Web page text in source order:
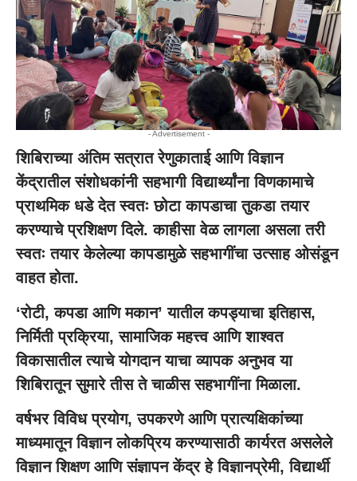
- Advertisement -
शिबिराच्या अंतिम सत्रात रेणुकाताई आणि विज्ञान
केंद्रातील संशोधकांनी सहभागी विद्यार्थ्यांना विणकामाचे
प्राथमिक धडे देत स्वतः छोटा कापडाचा तुकडा तयार
करण्याचे प्रशिक्षण दिले. काहीसा वेळ लागला असला तरी
स्वतः तयार केलेल्या कापडामुळे सहभागींचा उत्साह ओसंडून
वाहत होता.
‘रोटी, कपडा आणि मकान’ यातील कपड्याचा इतिहास,
निर्मिती प्रक्रिया, सामाजिक महत्त्व आणि शाश्वत
विकासातील त्याचे योगदान याचा व्यापक अनुभव या
शिबिरातून सुमारे तीस ते चाळीस सहभागींना मिळाला.
वर्षभर विविध प्रयोग, उपकरणे आणि प्रात्यक्षिकांच्या
माध्यमातून विज्ञान लोकप्रिय करण्यासाठी कार्यरत असलेले
विज्ञान शिक्षण आणि संज्ञापन केंद्र हे विज्ञानप्रेमी, विद्यार्थी